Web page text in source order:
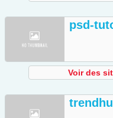
psd-
Voir des